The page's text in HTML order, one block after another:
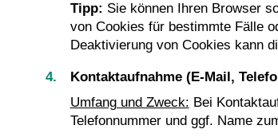
Tipp: Sie können Ihren Browser
von Cookies für bestimmte Fälle
Deaktivierung von Cookies kann
Kontaktaufnahme (E-Mail,
Umfang und Zweck: Bei
Telefonnummer und ggf. Name